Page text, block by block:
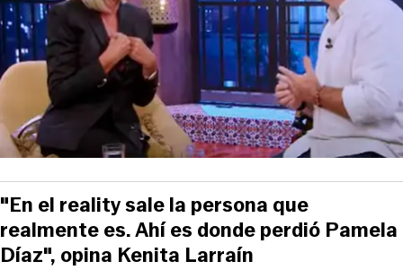
"En el reality sale la persona que
realmente es. Ahí es donde perdió Pamela
Díaz", opina Kenita Larraín